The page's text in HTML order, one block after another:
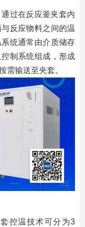
过在反应釜夹套内
反应物料之间的温
统通常由介质储存
制系统组成，形成
需输送至夹套。
控温技术可分为3